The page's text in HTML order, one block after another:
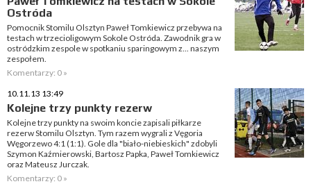
Ostróda
Pomocnik Stomilu Olsztyn Paweł Tomkiewicz przebywa na
testach w trzecioligowym Sokole Ostróda. Zawodnik gra w
ostródzkim zespole w spotkaniu sparingowym z... naszym
zespołem.
Komentarzy: 0 »
10.11.13 13:49
Kolejne trzy punkty rezerw
Kolejne trzy punkty na swoim koncie zapisali piłkarze
rezerw Stomilu Olsztyn. Tym razem wygrali z Vęgoria
Węgorzewo 4:1 (1:1). Gole dla "biało-niebieskich" zdobyli
Szymon Kaźmierowski, Bartosz Papka, Paweł Tomkiewicz
oraz Mateusz Jurczak.
Komentarzy: 0 »